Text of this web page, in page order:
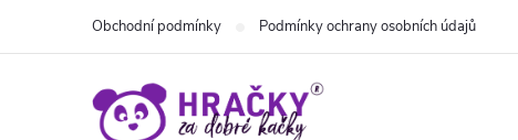
Obchodní podmínky Podmínky ochrany osobních údajů